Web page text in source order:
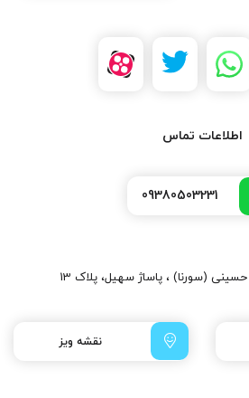
اطلاعات تماس
09380503231
(سورنا) ، پاساژ سهیل، پلاک 13
نقشه ویز